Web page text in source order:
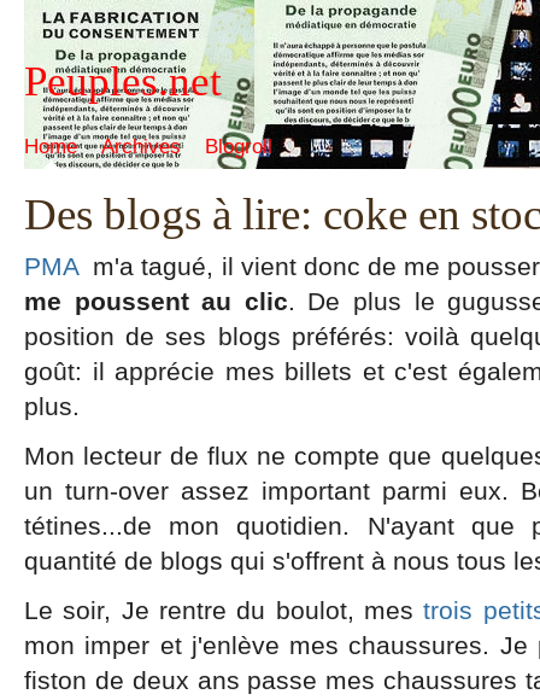
Peuples.net
Home Archives Blogroll
Des blogs à lire: coke en
PMA m'a tagué, il vient donc de me
me poussent au clic. De plus le
position de ses blogs préférés: voilà
goût: il apprécie mes billets et c'est
plus.
Mon lecteur de flux ne compte que
un turn-over assez important parmi eux.
tétines...de mon quotidien. N'ayant
quantité de blogs qui s'offrent à nous tous
Le soir, Je rentre du boulot, mestrois
mon imper et j'enlève mes chaussures.
fiston de deux ans passe mes chaussures